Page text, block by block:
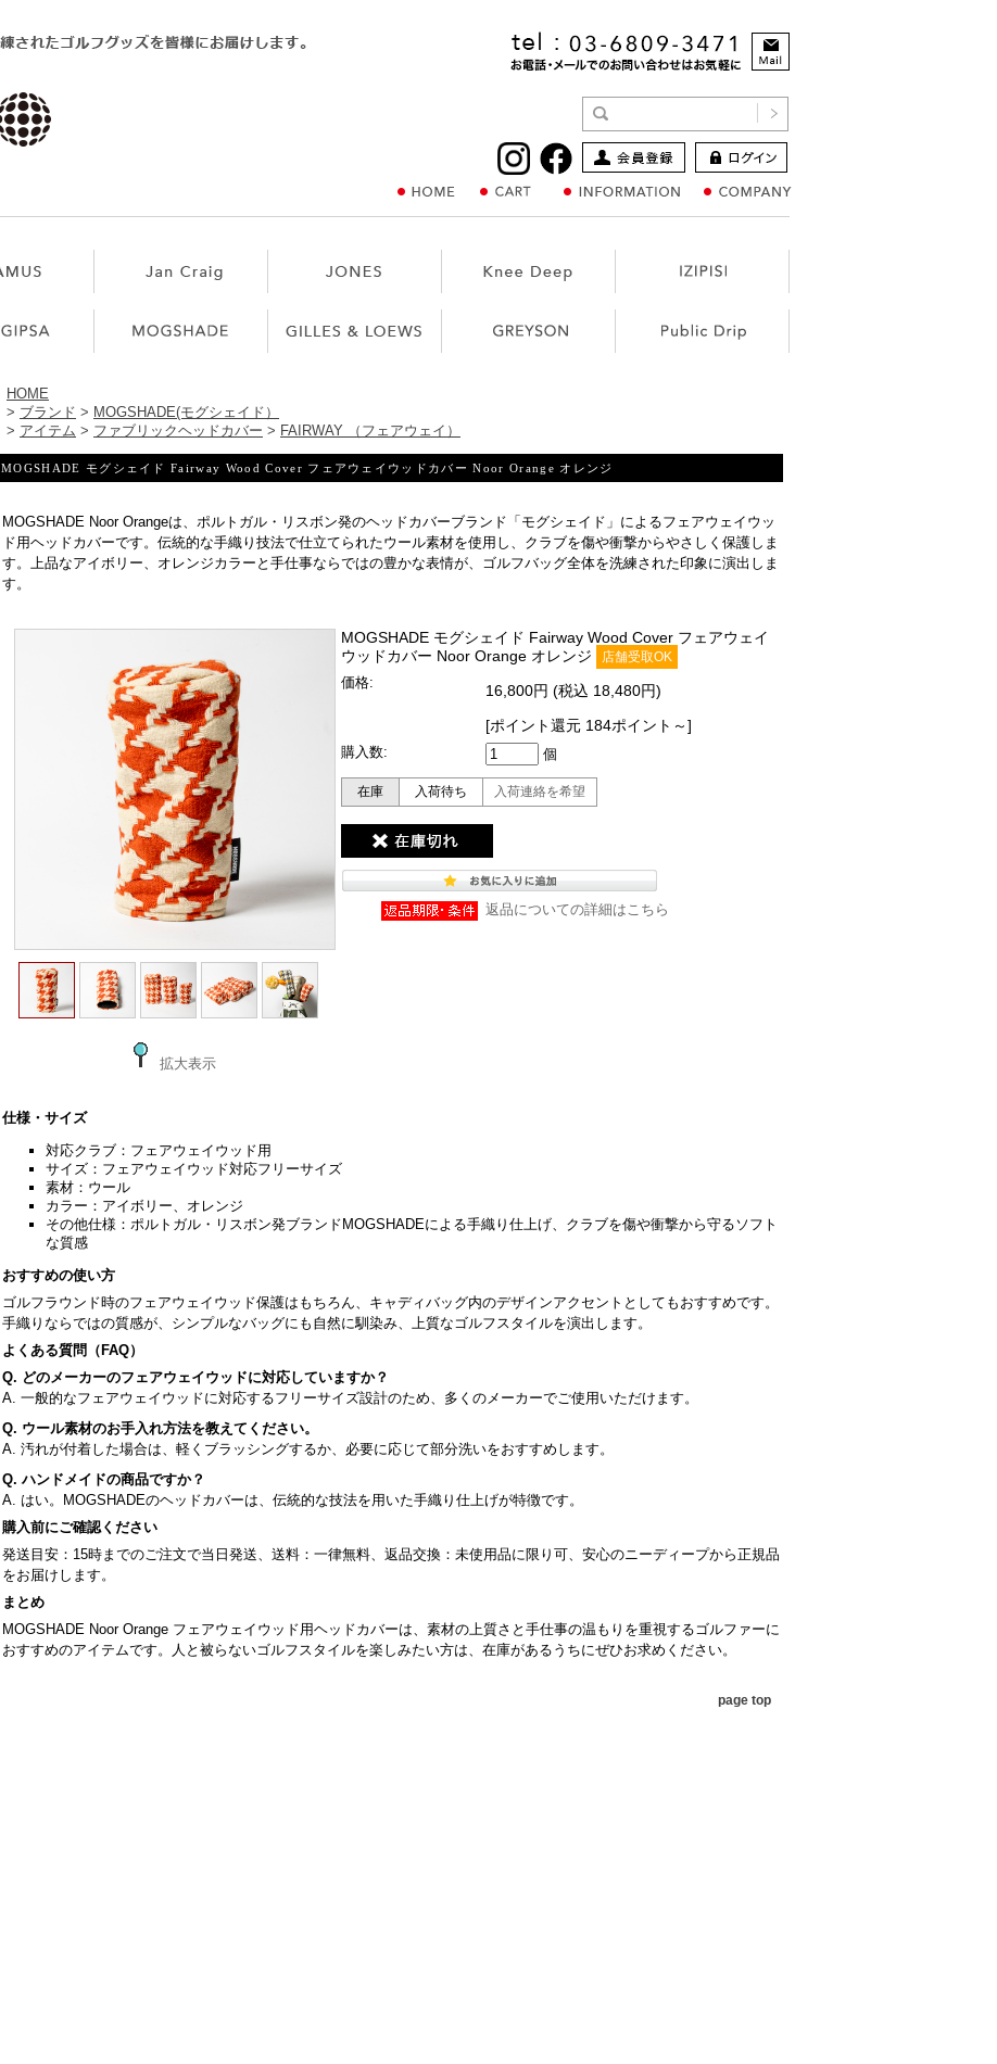
HOME
> ブランド > MOGSHADE(モグシェイド）
> アイテム > ファブリックヘッドカバー > FAIRWAY （フェアウェイ）
MOGSHADE モグシェイド Fairway Wood Cover フェアウェイウッドカバー Noor Orange オレンジ
MOGSHADE Noor Orangeは、ポルトガル・リスボン発のヘッドカバーブランド「モグシェイド」によるフェアウェイウッ
ド用ヘッドカバーです。伝統的な手織り技法で仕立てられたウール素材を使用し、クラブを傷や衝撃からやさしく保護しま
す。上品なアイボリー、オレンジカラーと手仕事ならではの豊かな表情が、ゴルフバッグ全体を洗練された印象に演出しま
す。
拡大表示
MOGSHADE モグシェイド Fairway Wood Cover フェアウェイ
ウッドカバー Noor Orange オレンジ
店舗受取OK
価格:
16,800円 (税込 18,480円)
[ポイント還元 184ポイント～]
購入数: 個
在庫 入荷待ち 入荷連絡を希望
返品についての詳細はこちら
仕様・サイズ
対応クラブ：フェアウェイウッド用
サイズ：フェアウェイウッド対応フリーサイズ
素材：ウール
カラー：アイボリー、オレンジ
その他仕様：ポルトガル・リスボン発ブランドMOGSHADEによる手織り仕上げ、クラブを傷や衝撃から守るソフト
な質感
おすすめの使い方
ゴルフラウンド時のフェアウェイウッド保護はもちろん、キャディバッグ内のデザインアクセントとしてもおすすめです。
手織りならではの質感が、シンプルなバッグにも自然に馴染み、上質なゴルフスタイルを演出します。
よくある質問（FAQ）
Q. どのメーカーのフェアウェイウッドに対応していますか？
A. 一般的なフェアウェイウッドに対応するフリーサイズ設計のため、多くのメーカーでご使用いただけます。
Q. ウール素材のお手入れ方法を教えてください。
A. 汚れが付着した場合は、軽くブラッシングするか、必要に応じて部分洗いをおすすめします。
Q. ハンドメイドの商品ですか？
A. はい。MOGSHADEのヘッドカバーは、伝統的な技法を用いた手織り仕上げが特徴です。
購入前にご確認ください
発送目安：15時までのご注文で当日発送、送料：一律無料、返品交換：未使用品に限り可、安心のニーディープから正規品
をお届けします。
まとめ
MOGSHADE Noor Orange フェアウェイウッド用ヘッドカバーは、素材の上質さと手仕事の温もりを重視するゴルファーに
おすすめのアイテムです。人と被らないゴルフスタイルを楽しみたい方は、在庫があるうちにぜひお求めください。
page top